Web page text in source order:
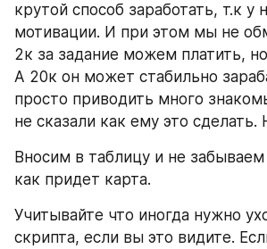
крутой способ заработать, т.к у
мотивации. И при этом мы не
2к за задание можем платить,
А 20к он может стабильно
просто приводить много
не сказали как ему это сделать.
Вносим в таблицу и не
как придет карта.
Учитывайте что иногда нужно
скрипта, если вы это видите.